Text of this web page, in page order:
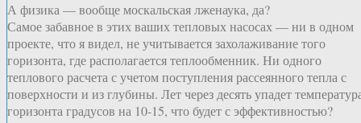
А физика — вообще москальская лженаука, да?
Самое забавное в этих ваших тепловых насосах — ни в одном
проекте, что я видел, не учитывается захолаживание того
горизонта, где располагается теплообменник. Ни одного
теплового расчета с учетом поступления рассеянного тепла с
поверхности и из глубины. Лет через десять упадет
горизонта градусов на 10-15, что будет с эффективностью?